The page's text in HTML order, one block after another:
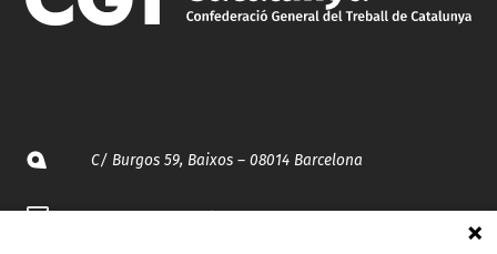
C/ Burgos 59, Baixos – 08014 Barcelona